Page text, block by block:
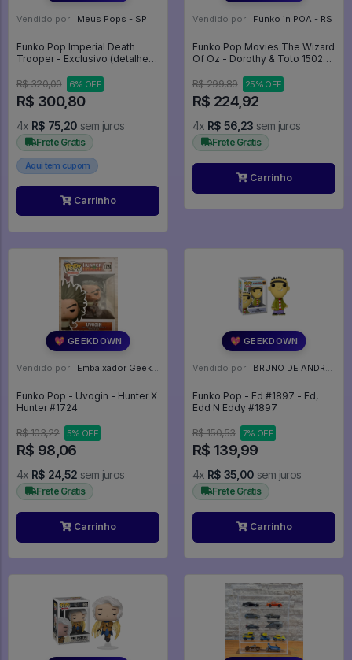
Vendido por: Meus Pops - SP
Funko Pop Imperial Death
Trooper - Exclusivo (detalhes
ROGUE ONE #149
R$ 320,00 6% OFF
R$ 300,80
4x R$ 75,20 sem juros
Frete Grátis
Aqui tem cupom
Carrinho
Vendido por: Funko in POA - RS
Funko Pop Movies The Wizard
Of Oz - Dorothy & Toto 1502
R$ 299,89
25% OFF
R$ 224,92
4x R$ 56,23 sem juros
Frete Grátis
Carrinho
💖 GEEKDOWN
Vendido por: Embaixador Geek - SP
Funko Pop - Uvogin - Hunter X
Hunter #1724
R$ 103,22 5% OFF
R$ 98,06
4x R$ 24,52 sem juros
Frete Grátis
Carrinho
💖 GEEKDOWN
Vendido por: BRUNO DE ANDRADE CLEMENTE - SC
Funko Pop - Ed #1897 - Ed,
Edd N Eddy #1897
R$ 150,53 7% OFF
R$ 139,99
4x R$ 35,00 sem juros
Frete Grátis
Carrinho